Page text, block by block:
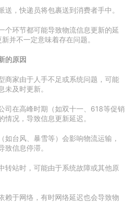
送，快递员将包裹送到消费者手中。
个环节都可能导致物流信息更新的延
并不一定意味着存在问题。
的原因
商家由于人手不足或系统问题，可能
及时更新。
司在高峰时期（如双十一、618等促销
况，导致信息更新延迟。
如台风、暴雪等）会影响物流运输，
信息停滞。
转站时，可能由于系统故障或其他原
赖于网络，有时网络延迟也会导致物